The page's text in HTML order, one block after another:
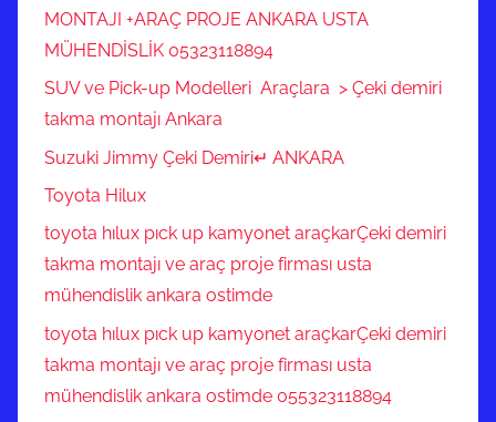
MONTAJI +ARAÇ PROJE ANKARA USTA
MÜHENDİSLİK 05323118894
SUV ve Pick-up Modelleri Araçlara > Çeki demiri
takma montajı Ankara
Suzuki Jimmy Çeki Demiri↵ ANKARA
Toyota Hilux
toyota hılux pıck up kamyonet araçkarÇeki demiri
takma montajı ve araç proje firması usta
mühendislik ankara ostimde
toyota hılux pıck up kamyonet araçkarÇeki demiri
takma montajı ve araç proje firması usta
mühendislik ankara ostimde 055323118894